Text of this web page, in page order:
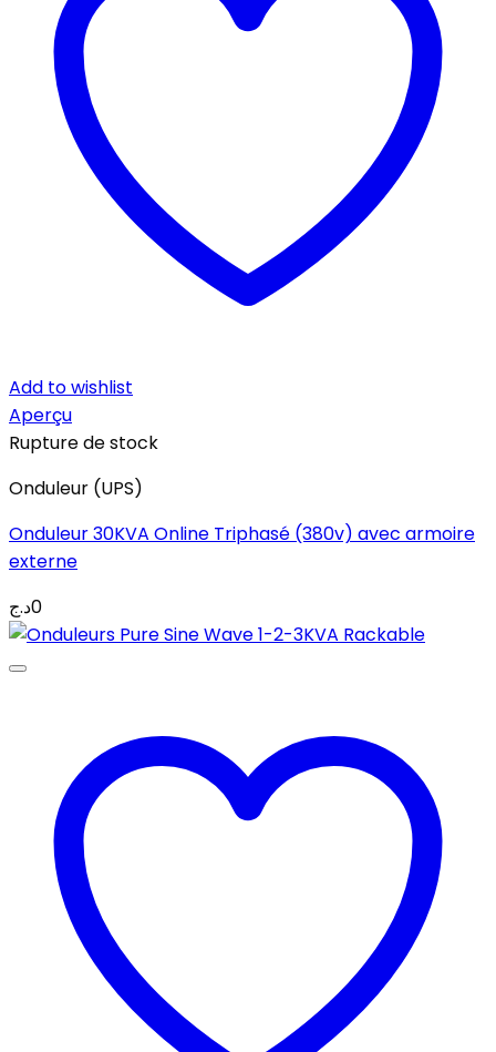
Add to wishlist
Aperçu
Rupture de stock
Onduleur (UPS)
Onduleur 30KVA Online Triphasé (380v) avec armoire
externe
0د.ج